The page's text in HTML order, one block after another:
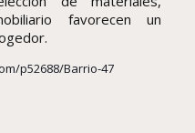
favorecen un
p52688/Barrio-47